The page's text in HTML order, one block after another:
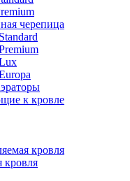
черепица
к кровле
кровля
кровля